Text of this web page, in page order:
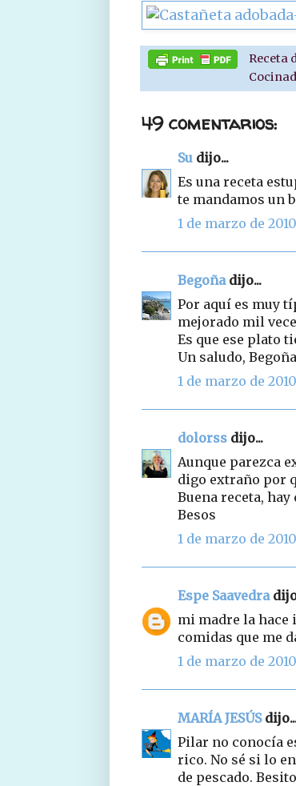
Receta
49 comentarios:
Su dijo...
Es una receta
te mandamos un
1 de marzo de
Begoñadijo...
Por aquí es muy
mejorado mil
Es que ese plato
Un saludo, Begoña
1 de marzo de
dolorss dijo...
Aunque parezca
digo extraño por
Buena receta,
Besos
1 de marzo de
Espe Saavedra
mi madre la hace
comidas que me
1 de marzo de
MARÍA JESÚS
Pilar no conocía
rico. No sé si lo
de pescado.